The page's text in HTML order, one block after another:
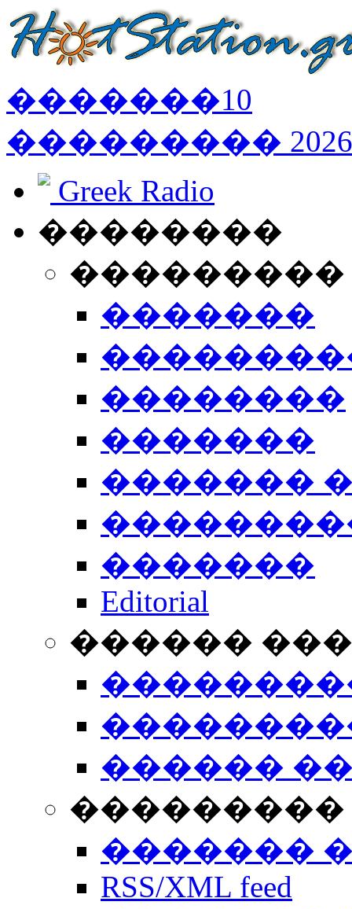
�������10
��������� 2026
Greek Radio
��������
�������
��������
�������
�������
�������
Editorial
������
������
���������
�������
RSS/XML feed